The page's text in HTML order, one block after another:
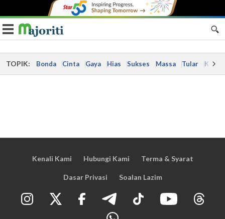
Toggle navigation
TOPIK: Bonda Cinta Gaya Hias Sukses Massa Tular Kes
Kenali Kami Hubungi Kami Terma & Syarat
Dasar Privasi Soalan Lazim